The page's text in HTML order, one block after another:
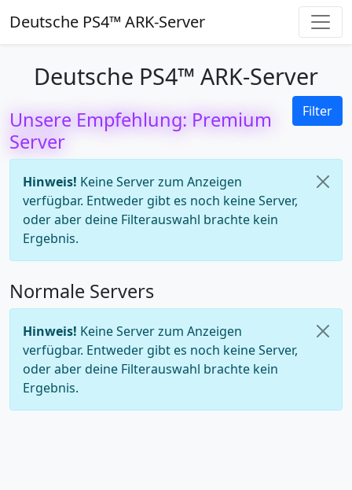
Deutsche PS4™ ARK-Server
Deutsche PS4™ ARK-Server
Filter
Unsere Empfehlung: Premium
Server
Hinweis! Keine Server zum Anzeigen
verfügbar. Entweder gibt es noch keine Server,
oder aber deine Filterauswahl brachte kein
Ergebnis.
Normale Servers
Hinweis! Keine Server zum Anzeigen
verfügbar. Entweder gibt es noch keine Server,
oder aber deine Filterauswahl brachte kein
Ergebnis.